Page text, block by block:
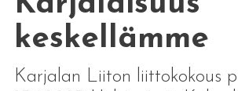
keskellämme
Karjalan Liiton liittokokous